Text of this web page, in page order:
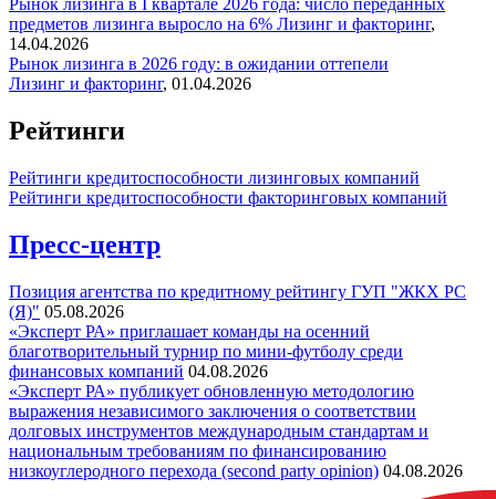
Рынок лизинга в I квартале 2026 года: число переданных
предметов лизинга выросло на 6% Лизинг и факторинг,
14.04.2026
Рынок лизинга в 2026 году: в ожидании оттепели
Лизинг и факторинг, 01.04.2026
Рейтинги
Рейтинги кредитоспособности лизинговых компаний
Рейтинги кредитоспособности факторинговых компаний
Пресс-центр
Позиция агентства по кредитному рейтингу ГУП "ЖКХ РС
(Я)" 05.08.2026
«Эксперт РА» приглашает команды на осенний
благотворительный турнир по мини-футболу среди
финансовых компаний 04.08.2026
«Эксперт РА» публикует обновленную методологию
выражения независимого заключения о соответствии
долговых инструментов международным стандартам и
национальным требованиям по финансированию
низкоуглеродного перехода (second party opinion) 04.08.2026